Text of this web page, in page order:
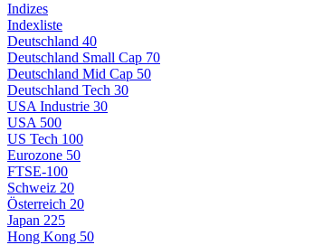
Indizes
Indexliste
Deutschland 40
Deutschland Small Cap 70
Deutschland Mid Cap 50
Deutschland Tech 30
USA Industrie 30
USA 500
US Tech 100
Eurozone 50
FTSE-100
Schweiz 20
Österreich 20
Japan 225
Hong Kong 50